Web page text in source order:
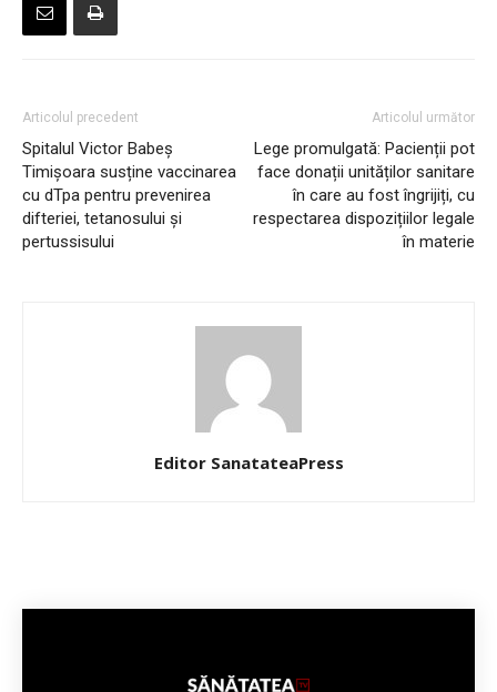
Articolul precedent
Spitalul Victor Babeș
Timișoara susține vaccinarea
cu dTpa pentru prevenirea
difteriei, tetanosului și
pertussisului
Articolul următor
Lege promulgată: Pacienții pot
face donații unităților sanitare
în care au fost îngrijiți, cu
respectarea dispozițiilor legale
în materie
Editor SanatateaPress